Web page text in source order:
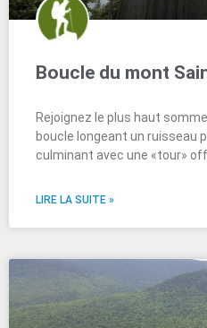
Boucle du mont
Rejoignez le plus haut
boucle longeant un ruisseau
culminant avec une «tour»
LIRE LA SUITE »